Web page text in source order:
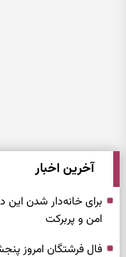
آخرین اخبار
برای خانه‌دار شدن این
امن و پربرکت